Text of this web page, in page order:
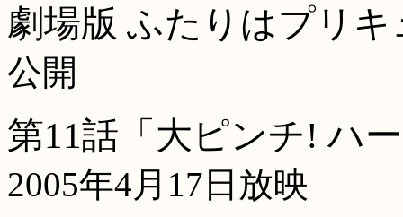
劇場版 ふたりはプリキ
公開
第11話「大ピンチ! ハ
2005年4月17日放映